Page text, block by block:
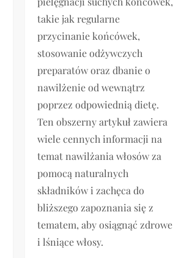
takie jak regularne
przycinanie końcówek,
stosowanie odżywczych
preparatów oraz dbanie o
nawilżenie od wewnątrz
poprzez odpowiednią dietę.
Ten obszerny artykuł zawiera
wiele cennych informacji na
temat nawilżania włosów za
pomocą naturalnych
składników i zachęca do
bliższego zapoznania się z
tematem, aby osiągnąć zdrowe
i lśniące włosy.